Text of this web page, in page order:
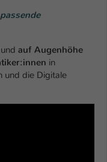
auf Augenhöhe
in
und die Digitale
um Ihre
für diese Website zu
Inhalte
Informationen